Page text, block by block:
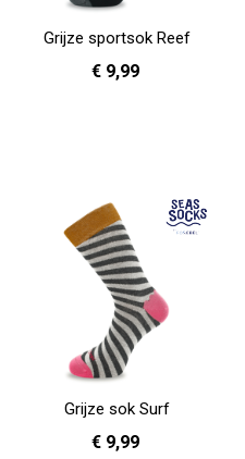
Grijze sportsok Reef
€ 9,99
Grijze sok Surf
€ 9,99